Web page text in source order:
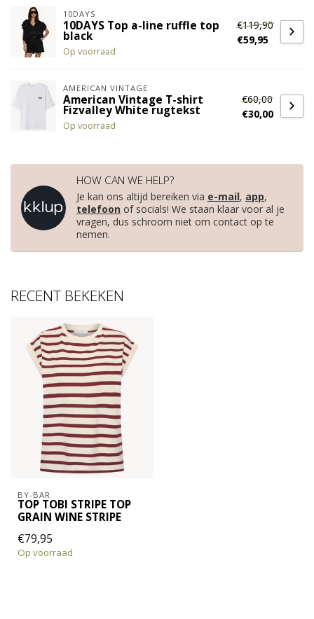
10DAYS
10DAYS Top a-line ruffle top
black
Op voorraad
€119,90
€59,95
AMERICAN VINTAGE
American Vintage T-shirt
Fizvalley White rugtekst
Op voorraad
€60,00
€30,00
HOW CAN WE HELP?
Je kan ons altijd bereiken via e-mail, app,
telefoon of socials! We staan klaar voor al je
vragen, dus schroom niet om contact op te
nemen.
RECENT BEKEKEN
BY-BAR
TOP TOBI STRIPE TOP
GRAIN WINE STRIPE
€79,95
Op voorraad